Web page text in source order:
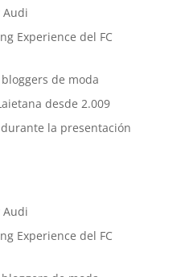
Audi
Experience del FC
de moda
desde 2.009
la presentación
Audi
Experience del FC